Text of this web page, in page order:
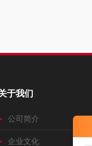
于我们
公司简介
企业文化